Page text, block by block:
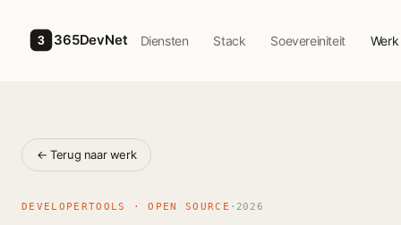
3 365DevNet Diensten Stack Soevereiniteit Werk
← Terug naar werk
DEVELOPERTOOLS · OPEN SOURCE · 2026